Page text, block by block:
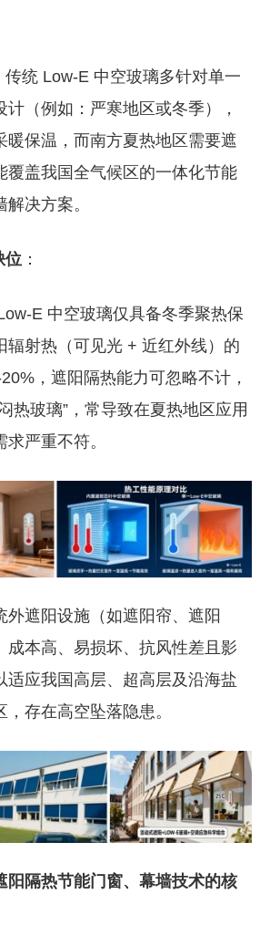
传统 Low-E 中空玻璃多针对单一
（例如：严寒地区或冬季），
暖保温，而南方夏热地区需要遮
覆盖我国全气候区的一体化节能
决方案。
位：
E 中空玻璃仅具备冬季聚热保
辐射热（可见光 + 近红外线）的
，遮阳隔热能力可忽略不计，
热玻璃”，常导致在夏热地区应用
严重不符。
遮阳设施（如遮阳帘、遮阳
成本高、易损坏、抗风性差且影
适应我国高层、超高层及沿海盐
存在高空坠落隐患。
阳隔热节能门窗、幕墙技术的核